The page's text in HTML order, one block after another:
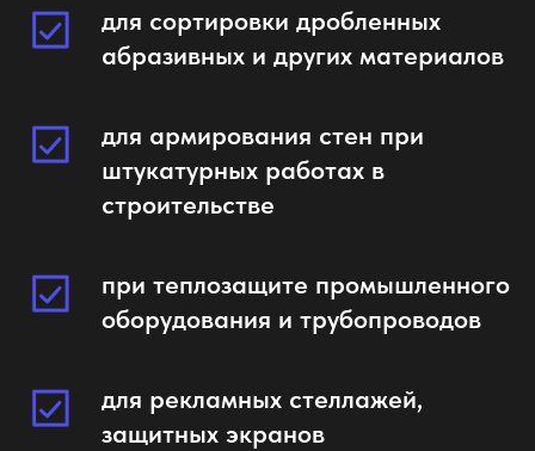
для сортировки дробленных
абразивных и других материалов
для армирования стен при
штукатурных работах в
строительстве
при теплозащите промышленного
оборудования и трубопроводов
для рекламных стеллажей,
защитных экранов